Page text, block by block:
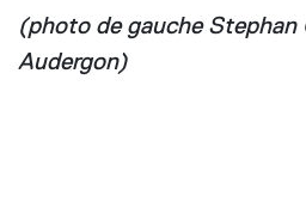
(photo de gauche Stephan
Audergon)